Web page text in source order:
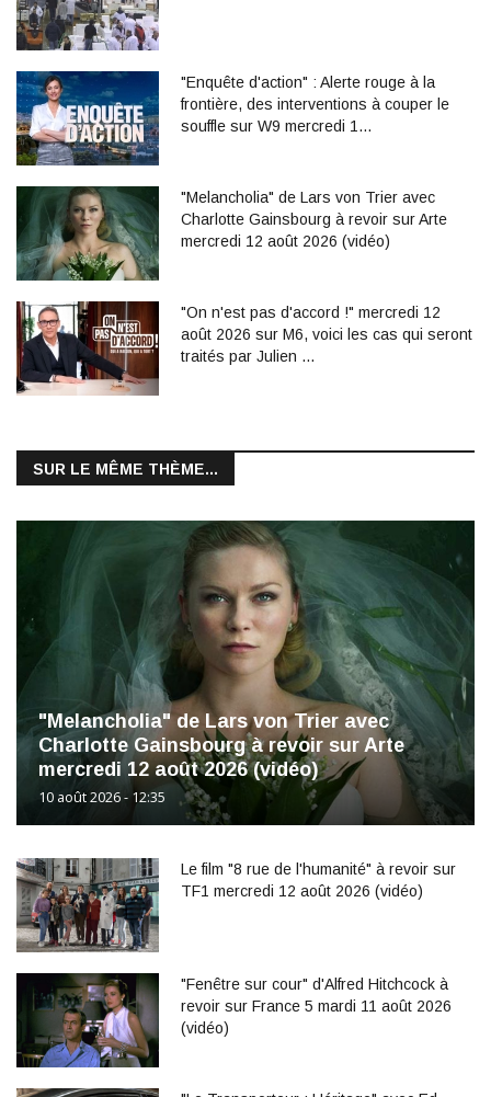
"Enquête d'action" : Alerte rouge à la
frontière, des interventions à couper le
souffle sur W9 mercredi 1…
"Melancholia" de Lars von Trier avec
Charlotte Gainsbourg à revoir sur Arte
mercredi 12 août 2026 (vidéo)
"On n'est pas d'accord !" mercredi 12
août 2026 sur M6, voici les cas qui seront
traités par Julien …
SUR LE MÊME THÈME...
"Melancholia" de Lars von Trier avec
Charlotte Gainsbourg à revoir sur Arte
mercredi 12 août 2026 (vidéo)
10 août 2026 - 12:35
Le film "8 rue de l'humanité" à revoir sur
TF1 mercredi 12 août 2026 (vidéo)
"Fenêtre sur cour" d'Alfred Hitchcock à
revoir sur France 5 mardi 11 août 2026
(vidéo)